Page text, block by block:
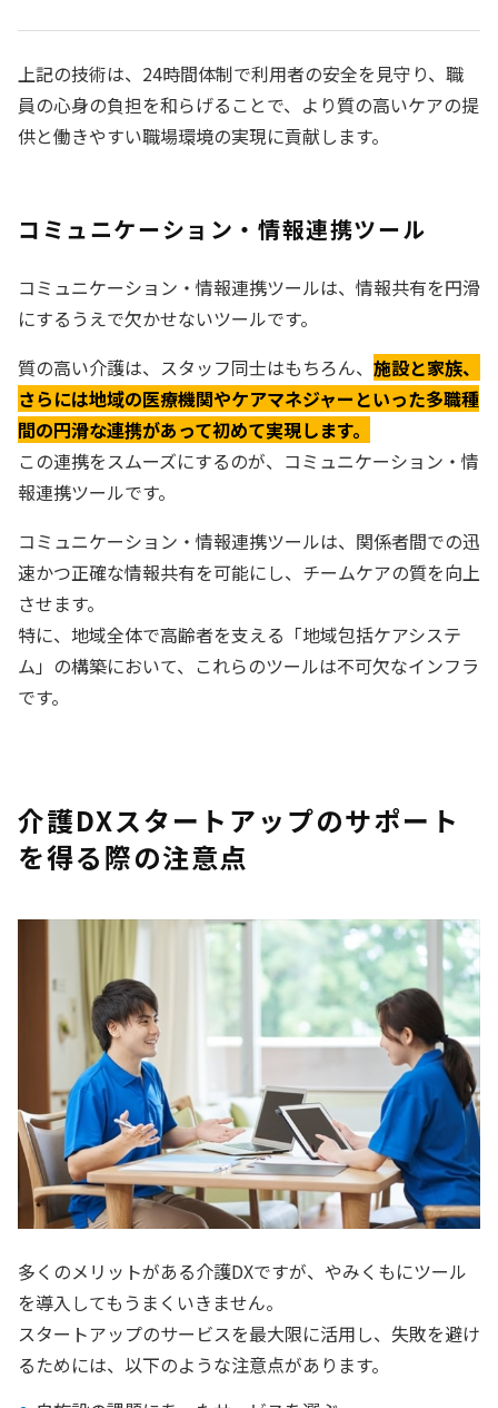
上記の技術は、24時間体制で利用者の安全を見守り、職
員の心身の負担を和らげることで、より質の高いケアの提
供と働きやすい職場環境の実現に貢献します。
コミュニケーション・情報連携ツール
コミュニケーション・情報連携ツールは、情報共有を円滑
にするうえで欠かせないツールです。
質の高い介護は、スタッフ同士はもちろん、 施設と家族、
さらには地域の医療機関やケアマネジャーといった多職種
間の円滑な連携があって初めて実現します。
この連携をスムーズにするのが、コミュニケーション・情
報連携ツールです。
コミュニケーション・情報連携ツールは、関係者間での迅
速かつ正確な情報共有を可能にし、チームケアの質を向上
させます。
特に、地域全体で高齢者を支える「地域包括ケアシステ
ム」の構築において、これらのツールは不可欠なインフラ
です。
介護DXスタートアップのサポート
を得る際の注意点
多くのメリットがある介護DXですが、やみくもにツール
を導入してもうまくいきません。
スタートアップのサービスを最大限に活用し、失敗を避け
るためには、以下のような注意点があります。